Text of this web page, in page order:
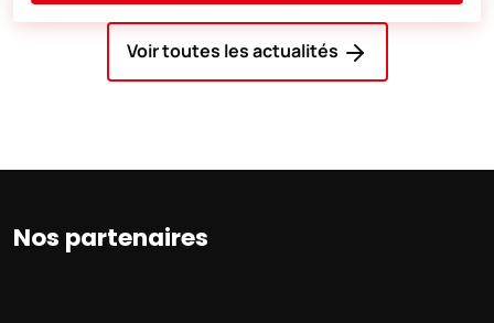
Voir toutes les actualités
Nos partenaires